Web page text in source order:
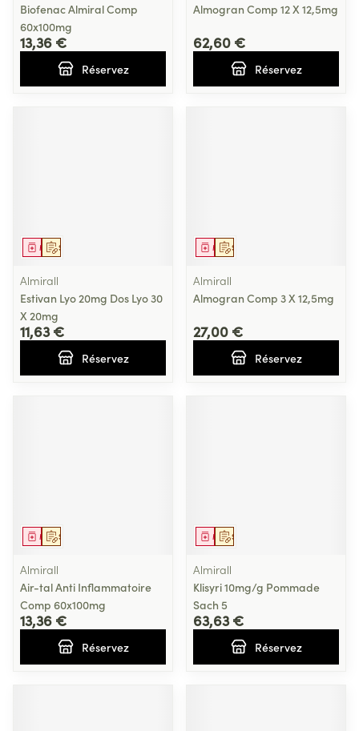
Biofenac Almiral Comp
60x100mg
13,36 €
Réservez
Almogran Comp 12 X 12,5mg
62,60 €
Réservez
Sur prescription
Médicament
Almirall
Estivan Lyo 20mg Dos Lyo 30
X 20mg
11,63 €
Réservez
Sur prescription
Médicament
Almirall
Almogran Comp 3 X 12,5mg
27,00 €
Réservez
Sur prescription
Médicament
Almirall
Air-tal Anti Inflammatoire
Comp 60x100mg
13,36 €
Réservez
Sur prescription
Médicament
Almirall
Klisyri 10mg/g Pommade
Sach 5
63,63 €
Réservez